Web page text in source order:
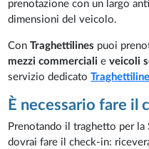
prenotazione con un largo
dimensioni del veicolo.
ConTraghettilines puoi
mezzi commerciali eveicoli
servizio dedicato
È necessario fare il
Prenotando il traghetto per la
dovrai fare il check-in: